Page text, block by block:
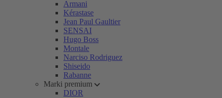
Armani
Kérastase
Jean Paul Gaultier
SENSAI
Hugo Boss
Montale
Narciso Rodriguez
Shiseido
Rabanne
Marki premium
DIOR